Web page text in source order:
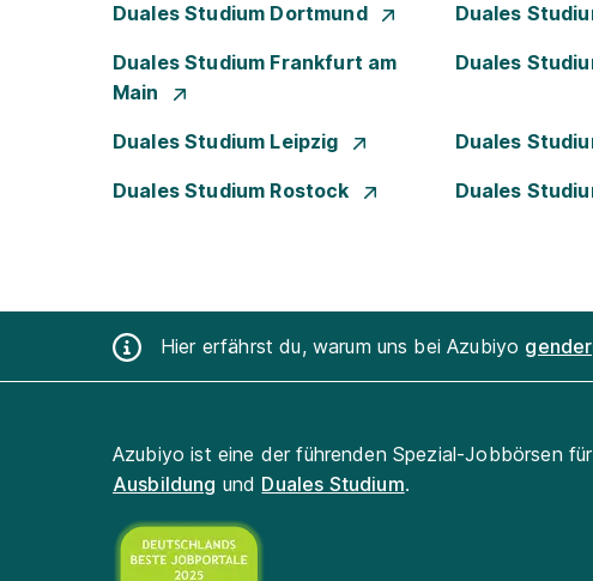
Duales Studium Dortmund Duales
Duales Studium Frankfurt am
Main
Duales
Duales Studium Leipzig Duales
Duales Studium Rostock Duales
Hier erfährst du, warum uns bei Azubiyo
Azubiyo ist eine der führenden Spezial-Jobbörsen für
Ausbildung und Duales Studium.